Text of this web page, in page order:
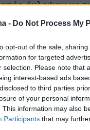
- Do Not Process My
opt-out of the sale,
for targeted
selection. Please note that
interest-based ads
to third parties
of your personal
This information may also
Participants that may
έκλεψαν
ένα
για να
και
.
από